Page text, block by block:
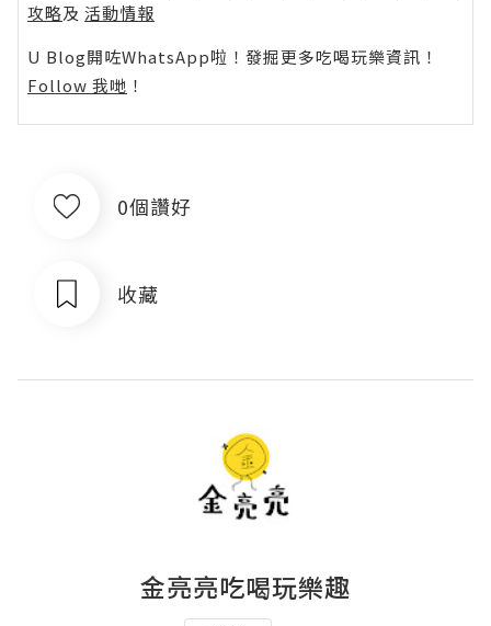
攻略及 活動情報
U Blog開咗WhatsApp啦！發掘更多吃喝玩樂資訊！
Follow 我哋 ！
0個讚好
收藏
金亮亮吃喝玩樂趣